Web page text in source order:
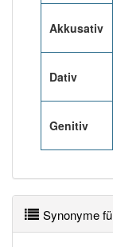
81%
korrekt
Akkusativ
Dativ
Genitiv
Synonyme